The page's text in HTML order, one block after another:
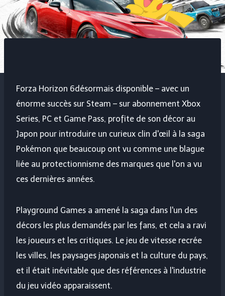
Forza Horizon 6désormais disponible – avec un
énorme succès sur Steam – sur abonnement Xbox
Series, PC et Game Pass, profite de son décor au
Japon pour introduire un curieux clin d'œil à la saga
Pokémon que beaucoup ont vu comme une blague
liée au protectionnisme des marques que l'on a vu
ces dernières années.
Playground Games a amené la saga dans l'un des
décors les plus demandés par les fans, et cela a ravi
les joueurs et les critiques. Le jeu de vitesse recrée
les villes, les paysages japonais et la culture du pays,
et il était inévitable que des références à l'industrie
du jeu vidéo apparaissent.